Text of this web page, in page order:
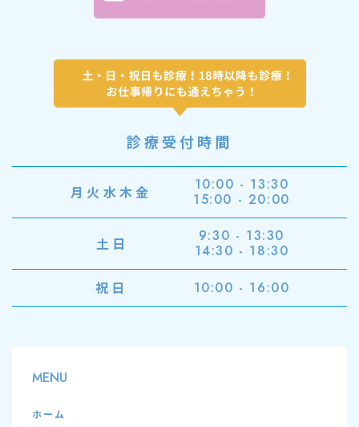
診療受付時間
月火水木金
10:00 - 13:30
15:00 - 20:00
土日
9:30 - 13:30
14:30 - 18:30
祝日 10:00 - 16:00
MENU
ホーム